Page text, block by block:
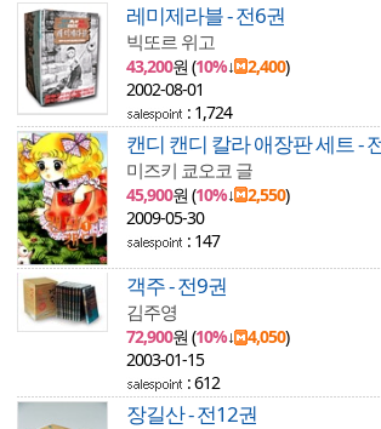
레미제라블 - 전6권
빅또르 위고
43,200원 (10%↓ 2,400)
2002-08-01
: 1,724
캔디 캔디 칼라 애장판 세트 -
미즈키 쿄오코 글
45,900원 (10%↓ 2,550)
2009-05-30
: 147
객주 - 전9권
김주영
72,900원 (10%↓ 4,050)
2003-01-15
: 612
장길산 - 전12권